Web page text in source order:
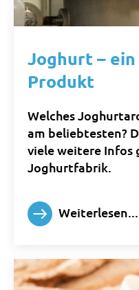
Joghurt – ein
Produkt
Welches
am beliebtesten?
viele weitere Infos
Joghurtfabrik.
Weiterlesen...